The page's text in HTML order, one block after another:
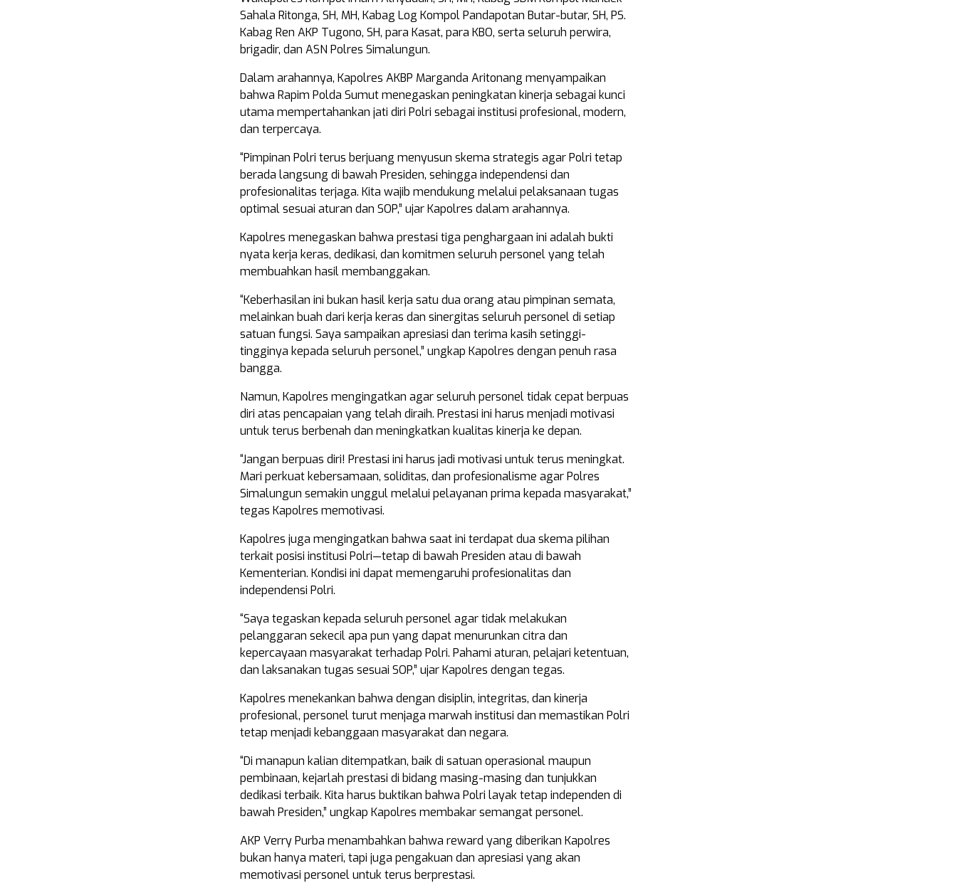
Sahala Ritonga, SH, MH, Kabag Log Kompol Pandapotan Butar-butar, SH, PS.
Kabag Ren AKP Tugono, SH, para Kasat, para KBO, serta seluruh perwira,
brigadir, dan ASN Polres Simalungun.
Dalam arahannya, Kapolres AKBP Marganda Aritonang menyampaikan
bahwa Rapim Polda Sumut menegaskan peningkatan kinerja sebagai kunci
utama mempertahankan jati diri Polri sebagai institusi profesional, modern,
dan terpercaya.
“Pimpinan Polri terus berjuang menyusun skema strategis agar Polri tetap
berada langsung di bawah Presiden, sehingga independensi dan
profesionalitas terjaga. Kita wajib mendukung melalui pelaksanaan tugas
optimal sesuai aturan dan SOP,” ujar Kapolres dalam arahannya.
Kapolres menegaskan bahwa prestasi tiga penghargaan ini adalah bukti
nyata kerja keras, dedikasi, dan komitmen seluruh personel yang telah
membuahkan hasil membanggakan.
“Keberhasilan ini bukan hasil kerja satu dua orang atau pimpinan semata,
melainkan buah dari kerja keras dan sinergitas seluruh personel di setiap
satuan fungsi. Saya sampaikan apresiasi dan terima kasih setinggi-
tingginya kepada seluruh personel,” ungkap Kapolres dengan penuh rasa
bangga.
Namun, Kapolres mengingatkan agar seluruh personel tidak cepat berpuas
diri atas pencapaian yang telah diraih. Prestasi ini harus menjadi motivasi
untuk terus berbenah dan meningkatkan kualitas kinerja ke depan.
“Jangan berpuas diri! Prestasi ini harus jadi motivasi untuk terus meningkat.
Mari perkuat kebersamaan, soliditas, dan profesionalisme agar Polres
Simalungun semakin unggul melalui pelayanan prima kepada masyarakat,”
tegas Kapolres memotivasi.
Kapolres juga mengingatkan bahwa saat ini terdapat dua skema pilihan
terkait posisi institusi Polri—tetap di bawah Presiden atau di bawah
Kementerian. Kondisi ini dapat memengaruhi profesionalitas dan
independensi Polri.
“Saya tegaskan kepada seluruh personel agar tidak melakukan
pelanggaran sekecil apa pun yang dapat menurunkan citra dan
kepercayaan masyarakat terhadap Polri. Pahami aturan, pelajari ketentuan,
dan laksanakan tugas sesuai SOP,” ujar Kapolres dengan tegas.
Kapolres menekankan bahwa dengan disiplin, integritas, dan kinerja
profesional, personel turut menjaga marwah institusi dan memastikan Polri
tetap menjadi kebanggaan masyarakat dan negara.
“Di manapun kalian ditempatkan, baik di satuan operasional maupun
pembinaan, kejarlah prestasi di bidang masing-masing dan tunjukkan
dedikasi terbaik. Kita harus buktikan bahwa Polri layak tetap independen di
bawah Presiden,” ungkap Kapolres membakar semangat personel.
AKP Verry Purba menambahkan bahwa reward yang diberikan Kapolres
bukan hanya materi, tapi juga pengakuan dan apresiasi yang akan
memotivasi personel untuk terus berprestasi.